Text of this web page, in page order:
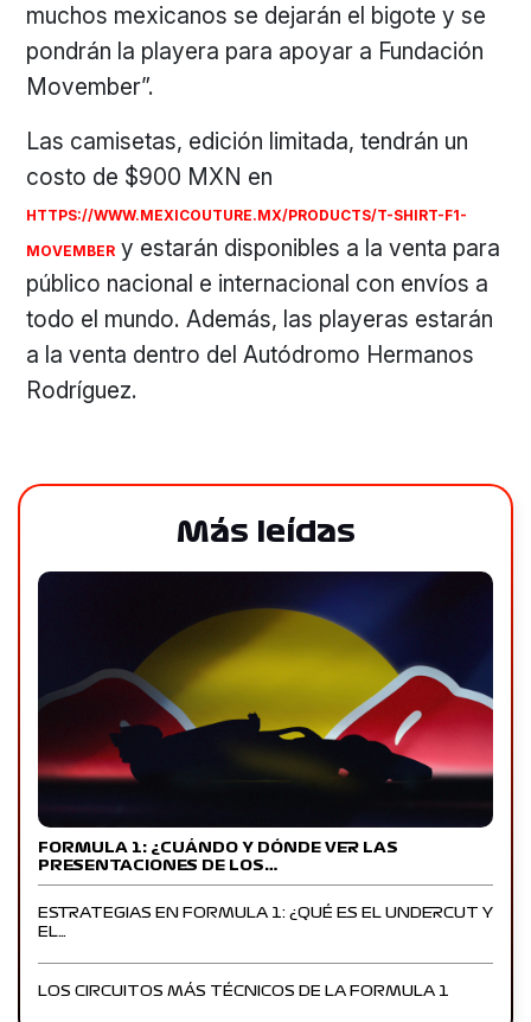
muchos mexicanos se dejarán el bigote y se
pondrán la playera para apoyar a Fundación
Movember”.
Las camisetas, edición limitada, tendrán un
costo de $900 MXN en
HTTPS://WWW.MEXICOUTURE.MX/PRODUCTS/T-SHIRT-F1-
MOVEMBER y estarán disponibles a la venta para
público nacional e internacional con envíos a
todo el mundo. Además, las playeras estarán
a la venta dentro del Autódromo Hermanos
Rodríguez.
Más leídas
FORMULA 1: ¿CUÁNDO Y DÓNDE VER LAS
PRESENTACIONES DE LOS…
ESTRATEGIAS EN FORMULA 1: ¿QUÉ ES EL UNDERCUT Y
EL…
LOS CIRCUITOS MÁS TÉCNICOS DE LA FORMULA 1